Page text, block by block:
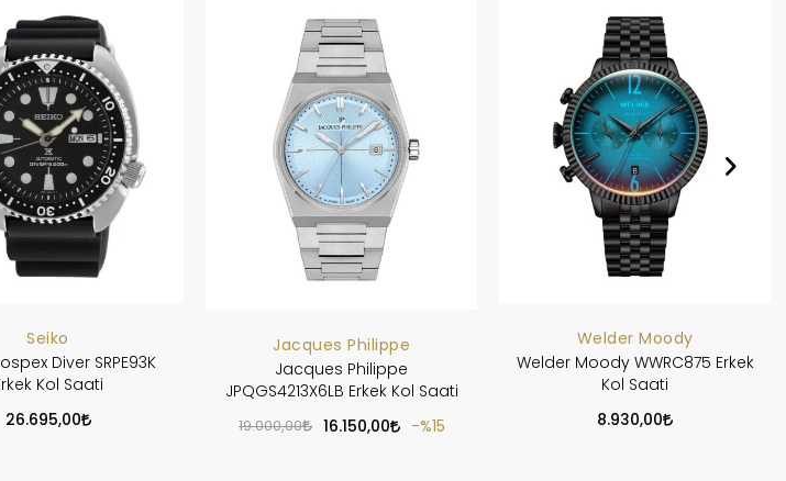
Seiko
Diver SRPE93K
Kol Saati
26.695,00
Jacques Philippe
Jacques Philippe
JPQGS4213X6LB Erkek Kol Saati
19.000,00 16.150,00 %15
Welder Moody
Welder Moody WWRC875 Erkek
Kol Saati
8.930,00